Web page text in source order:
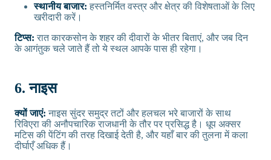
स्थानीय बाजार:हस्तनिर्मित वस्त्र और क्षेत्र की विशेषताओं के लिए
खरीदारी करें।
टिप्स:रात कारकसोन के शहर की दीवारों के भीतर बिताएं, और जब दिन
के आगंतुक चले जाते हैं तो ये स्थल आपके पास ही रहेगा।
6. नाइस
क्यों जाएं: नाइस सुंदर समुद्र तटों और हलचल भरे बाजारों के साथ
रिविएरा की अनौपचारिक राजधानी के तौर पर प्रसिद्ध है। धूप अक्सर
मटिस की पेंटिंग की तरह दिखाई देती है, और यहाँ बार की तुलना में कला
दीर्घाएँ अधिक हैं।